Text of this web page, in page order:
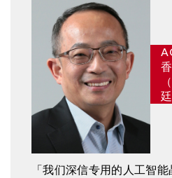
「我们深信专用的人工智